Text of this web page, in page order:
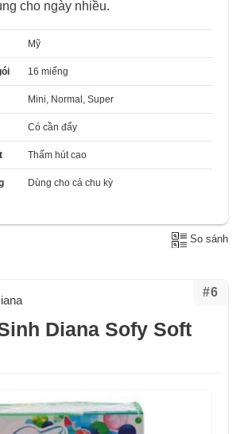
cho ngày nhiều.
Mỹ
16 miếng
Mini, Normal, Super
Có cần đẩy
Thấm hút cao
Dùng cho cả chu kỳ
So sánh
#6
Diana Sofy Soft